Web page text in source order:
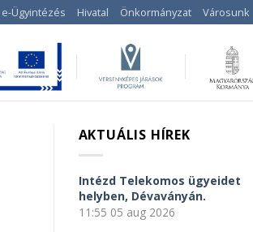
e-Ügyintézés Hivatal Önkormányzat Városunk
AKTUÁLIS HÍREK
Intézd Telekomos ügyeidet
helyben, Dévaványán.
11:55 05 aug 2026